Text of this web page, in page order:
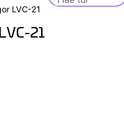
LVC-21
21